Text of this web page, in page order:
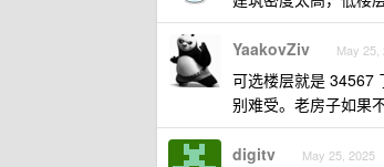
YaakovZiv May 25,
可选楼层就是 34567
别难受。老房子如果
digitv May 25, 2025